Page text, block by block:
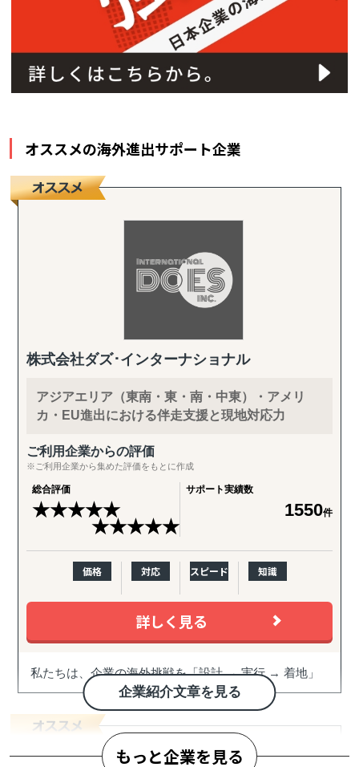
オススメの海外進出サポート企業
株式会社ダズ･インターナショナル
アジアエリア（東南・東・南・中東）・アメリ
カ・EU進出における伴走支援と現地対応力
ご利用企業からの評価
※ご利用企業から集めた評価をもとに作成
総合評価
★★★★★
★★★★★
サポート実績数
1550件
価格 対応 スピード 知識
詳しく見る
企業紹介文章を見る
私たちは、企業の海外挑戦を「設計 → 実行 → 着地」
まで一気通貫で伴走支援します。
『どの国が最適か？』を見極めるゼロ→イチの意思決
進出後に必ず直面する現地でのマーケティング課題ま
もっと企業を見る